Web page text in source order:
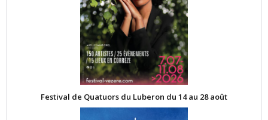
Festival de Quatuors du Luberon du 14 au 28 août